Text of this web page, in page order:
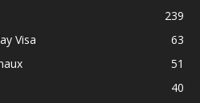
239
Visa
63
51
40